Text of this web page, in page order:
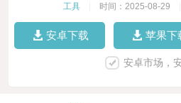
工具 时间：2025-08-29
安卓下载 苹果下
安卓市场，